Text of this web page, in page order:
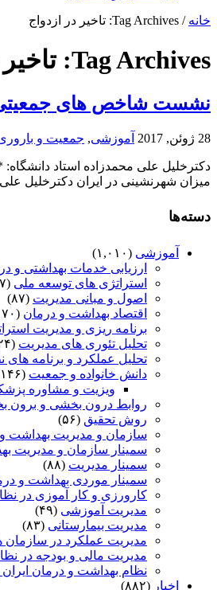
خانه / Tag Archives: تاخیر در ازدواج
Tag Archives:
نشست شاخص های جمعیتی
28 ژوئن, 2017 آموزشی, جمعیت و
دکترخلیل علی محمدزاده استاد
میزان شهرنشینی در ایران دکترخلیل
دسته‌ها
آموزشی (۱,۰۱۰)
ارزیابی خدمات بهداشتی و
استراتژی های توسعه ملی (۶۷)
اصول و مبانی مدیریت (۸۷)
اقتصاد بهداشت و درمان (۱۷۰)
برنامه ریزی و مدیریت
تحلیل تئوری های مدیریت (۲۴)
تحلیل عملکرد و برنامه
دانش خانواده و جمعیت (۱۴۶)
ویزیت و مشاوره
روابط درون بخشی و برون
روش تحقیق (۵۶)
سازمان و مدیریت بهداشت و
سمینار سازمان و مدیریت
سمینار مدیریت (۸۸)
سمینار موردی بهداشت و
کارورزی و کار آموزی در
مدیریت آموزشی (۴۹)
مدیریت بیمارستانی (۸۳)
مدیریت عملکرد در سازمان
مدیریت مالی و بودجه در
نظام بهداشت و درمان
اخبار (۸۸۲)